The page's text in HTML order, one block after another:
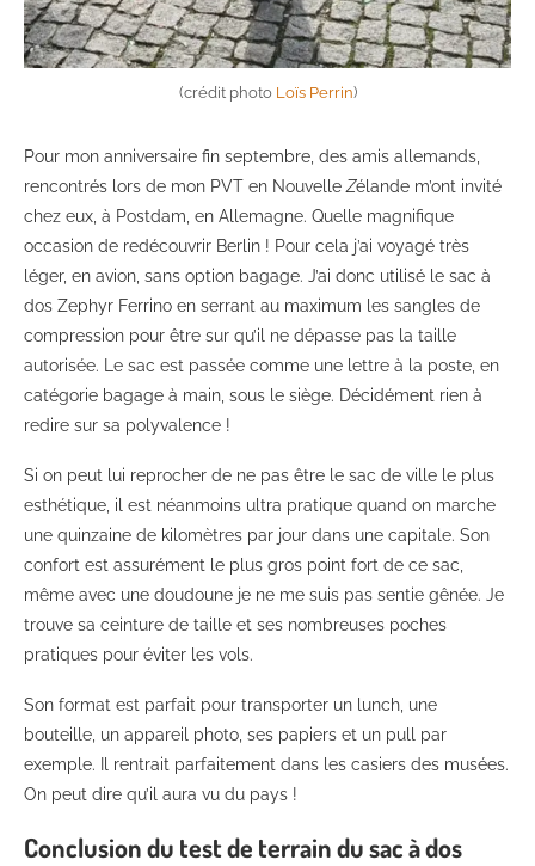
(crédit photo Loïs Perrin)
Pour mon anniversaire fin septembre, des amis allemands,
rencontrés lors de mon PVT en Nouvelle Zélande m’ont invité
chez eux, à Postdam, en Allemagne. Quelle magnifique
occasion de redécouvrir Berlin ! Pour cela j’ai voyagé très
léger, en avion, sans option bagage. J’ai donc utilisé le sac à
dos Zephyr Ferrino en serrant au maximum les sangles de
compression pour être sur qu’il ne dépasse pas la taille
autorisée. Le sac est passée comme une lettre à la poste, en
catégorie bagage à main, sous le siège. Décidément rien à
redire sur sa polyvalence !
Si on peut lui reprocher de ne pas être le sac de ville le plus
esthétique, il est néanmoins ultra pratique quand on marche
une quinzaine de kilomètres par jour dans une capitale. Son
confort est assurément le plus gros point fort de ce sac,
même avec une doudoune je ne me suis pas sentie gênée. Je
trouve sa ceinture de taille et ses nombreuses poches
pratiques pour éviter les vols.
Son format est parfait pour transporter un lunch, une
bouteille, un appareil photo, ses papiers et un pull par
exemple. Il rentrait parfaitement dans les casiers des musées.
On peut dire qu’il aura vu du pays !
Conclusion du test de terrain du sac à dos